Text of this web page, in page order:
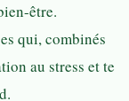
être.
qui, combinés
au stress et te